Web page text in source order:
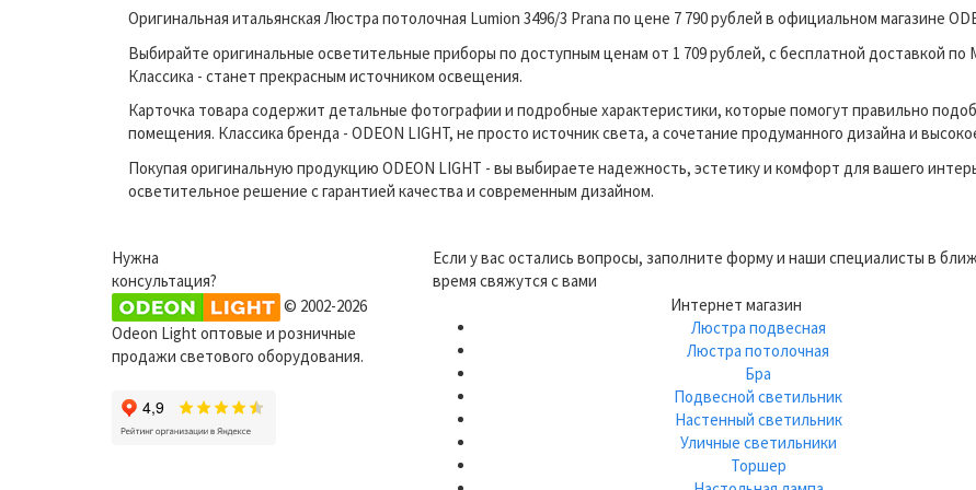
Оригинальная итальянская Люстра потолочная Lumion 3496/3 Prana по цене 7 790 рублей в официальном магазине
Выбирайте оригинальные осветительные приборы по доступным ценам от 1 709 рублей, с бесплатной доставкой по
Классика - станет прекрасным источником освещения.
Карточка товара содержит детальные фотографии и подробные характеристики, которые помогут правильно
помещения. Классика бренда - ODEON LIGHT, не просто источник света, а сочетание продуманного дизайна и
Покупая оригинальную продукцию ODEON LIGHT - вы выбираете надежность, эстетику и комфорт для вашего
осветительное решение с гарантией качества и современным дизайном.
Нужна
консультация?
Если у вас остались вопросы, заполните форму и наши специалисты в
время свяжутся с вами
© 2002-2026
Odeon Light оптовые и розничные
продажи светового оборудования.
Интернет магазин
Люстра подвесная
Люстра потолочная
Бра
Подвесной светильник
Настенный светильник
Уличные светильники
Торшер